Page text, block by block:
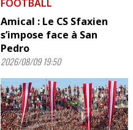
FOOTBALL
Amical : Le CS Sfaxien
s’impose face à San
Pedro
2026/08/09 19:50